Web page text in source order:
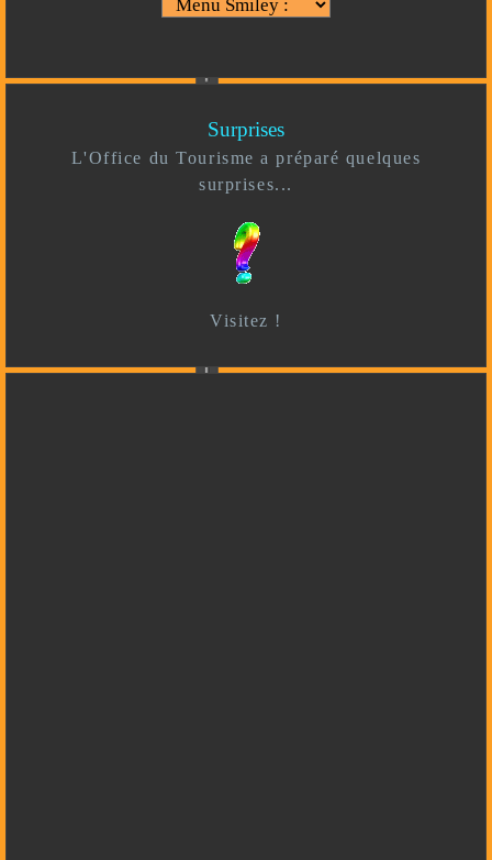
Surprises
L'Office du Tourisme a préparé quelques
surprises...
Visitez !